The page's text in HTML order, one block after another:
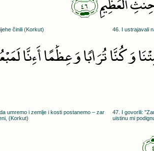
činili (Korkut) 46. I ustrajavali
وَكُنَّا تُرَابًۭا وَعِظَٰمًا أَءِنَّا
umremo i zemlje i kosti postanemo – zar
(Korkut)
47. I govorili:
uistinu mi